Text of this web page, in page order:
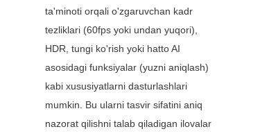
ta'minoti orqali o'zgaruvchan kadr
tezliklari (60fps yoki undan yuqori),
HDR, tungi ko'rish yoki hatto AI
asosidagi funksiyalar (yuzni aniqlash)
kabi xususiyatlarni dasturlashlari
mumkin. Bu ularni tasvir sifatini aniq
nazorat qilishni talab qiladigan ilovalar